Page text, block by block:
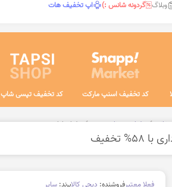
وبلاگ گردونه شانس :) اپ تخفیف هات
کد تخفیف اسنپ مارکت کد تخفیف تپسی شاپ
مبلمان و صنایع چوب مبلمان اداری
تخفیف
فعلا معتبرفروشنده: دیجی کالابرند:سایر